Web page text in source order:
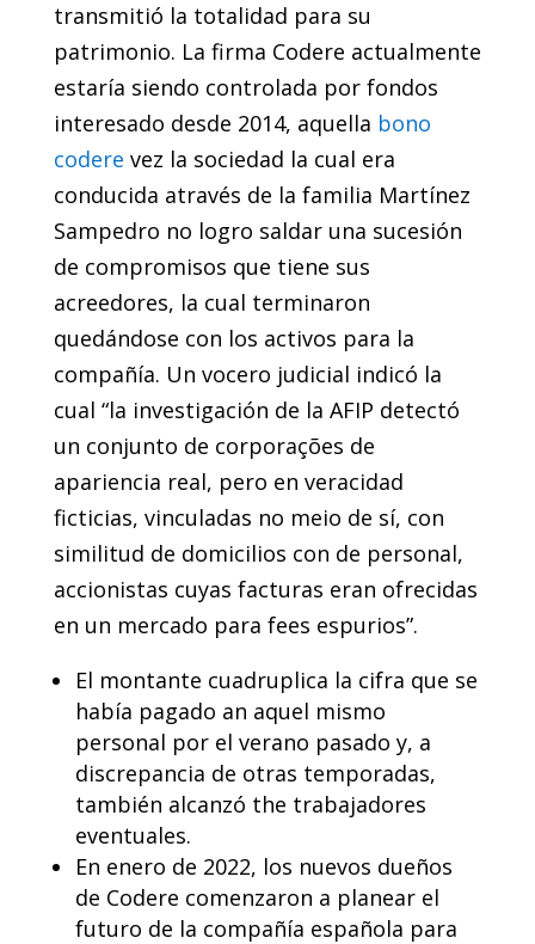
transmitió la totalidad para su
patrimonio. La firma Codere actualmente
estaría siendo controlada por fondos
interesado desde 2014, aquella bono
codere vez la sociedad la cual era
conducida através de la familia Martínez
Sampedro no logro saldar una sucesión
de compromisos que tiene sus
acreedores, la cual terminaron
quedándose con los activos para la
compañía. Un vocero judicial indicó la
cual “la investigación de la AFIP detectó
un conjunto de corporações de
apariencia real, pero en veracidad
ficticias, vinculadas no meio de sí, con
similitud de domicilios con de personal,
accionistas cuyas facturas eran ofrecidas
en un mercado para fees espurios”.
El montante cuadruplica la cifra que se
había pagado an aquel mismo
personal por el verano pasado y, a
discrepancia de otras temporadas,
también alcanzó the trabajadores
eventuales.
En enero de 2022, los nuevos dueños
de Codere comenzaron a planear el
futuro de la compañía española para